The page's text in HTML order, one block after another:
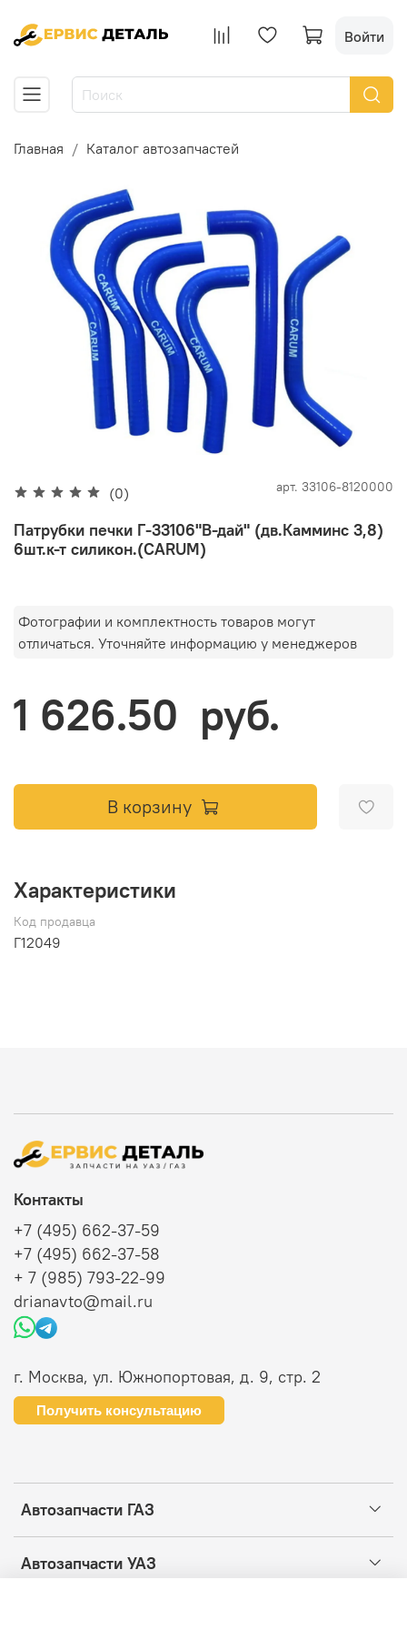
Войти
Главная Каталог автозапчастей
(0) арт. 33106-8120000
Патрубки печки Г-33106"В-дай" (дв.Камминс 3,8)
6шт.к-т силикон.(CARUM)
Фотографии и комплектность товаров могут
отличаться. Уточняйте информацию у менеджеров
1 626.50 руб.
В корзину
Характеристики
Код продавца
Г12049
Автозапчасти ГАЗ
Автозапчасти УАЗ
Контакты
+7 (495) 662-37-59
+7 (495) 662-37-58
+ 7 (985) 793-22-99
drianavto@mail.ru
г. Москва, ул. Южнопортовая, д. 9, стр. 2
Получить консультацию